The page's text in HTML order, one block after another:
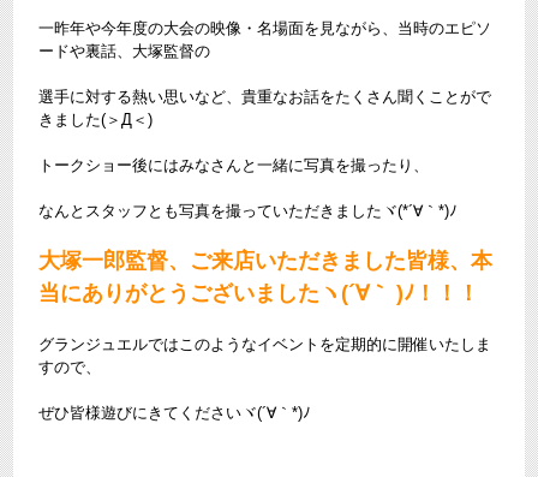
一昨年や今年度の大会の映像・名場面を見ながら、当時のエピソ
ードや裏話、大塚監督の
選手に対する熱い思いなど、貴重なお話をたくさん聞くことがで
きました(＞Д＜)
トークショー後にはみなさんと一緒に写真を撮ったり、
なんとスタッフとも写真を撮っていただきましたヾ(*´∀｀*)ﾉ
大塚一郎監督、ご来店いただきました皆様、本
当にありがとうございましたヽ(´∀｀ )ﾉ！！！
グランジュエルではこのようなイベントを定期的に開催いたしま
すので、
ぜひ皆様遊びにきてくださいヾ(´∀｀*)ﾉ